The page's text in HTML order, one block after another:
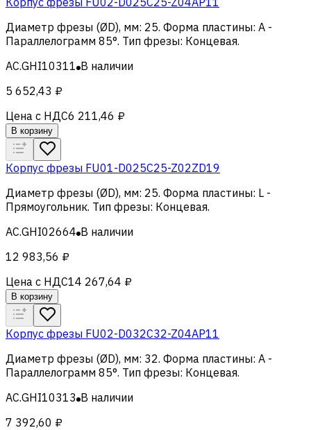
Диаметр фрезы (ØD), мм: 25. Форма пластины: A -
Параллелограмм 85°. Тип фрезы: Концевая.
AC.GHI10311 В наличии
5 652,43 ₽
Цена с НДС6 211,46 ₽
В корзину
Корпус фрезы FU01-D025C25-Z02ZD19
Диаметр фрезы (ØD), мм: 25. Форма пластины: L -
Прямоугольник. Тип фрезы: Концевая.
AC.GHI02664 В наличии
12 983,56 ₽
Цена с НДС14 267,64 ₽
В корзину
Корпус фрезы FU02-D032C32-Z04AP11
Диаметр фрезы (ØD), мм: 32. Форма пластины: A -
Параллелограмм 85°. Тип фрезы: Концевая.
AC.GHI10313 В наличии
7 392,60 ₽